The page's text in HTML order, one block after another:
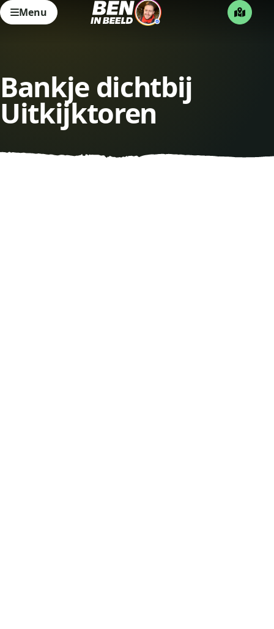
Menu
Bankje dichtbij
Uitkijktoren